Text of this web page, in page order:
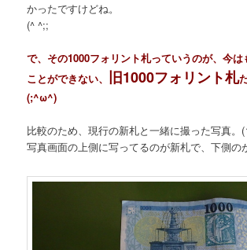
かったですけどね。
(^ ^;;
で、その1000フォリント札っていうのが、今は
ことができない、 旧1000フォリント札
(;^ω^)
比較のため、現行の新札と一緒に撮った写真
写真画面の上側に写ってるのが新札で、下側の